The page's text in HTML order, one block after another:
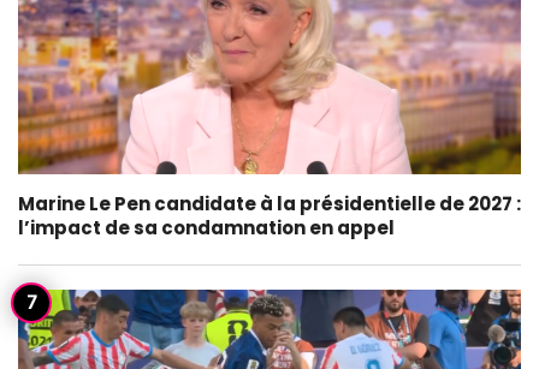
Marine Le Pen candidate à la présidentielle de 2027 :
l’impact de sa condamnation en appel